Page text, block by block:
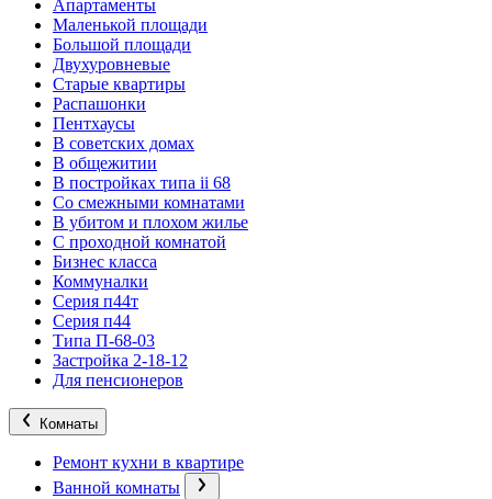
Апартаменты
Маленькой площади
Большой площади
Двухуровневые
Старые квартиры
Распашонки
Пентхаусы
В советских домах
В общежитии
В постройках типа ii 68
Со смежными комнатами
В убитом и плохом жилье
С проходной комнатой
Бизнес класса
Коммуналки
Серия п44т
Серия п44
Типа П-68-03
Застройка 2-18-12
Для пенсионеров
Комнаты
Ремонт кухни в квартире
Ванной комнаты